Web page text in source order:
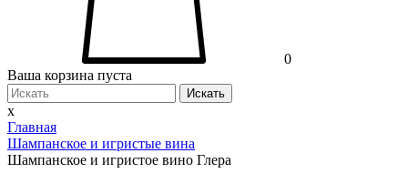
0
Ваша корзина пуста
Искать
x
Главная
Шампанское и игристые вина
Шампанское и игристое вино Глера